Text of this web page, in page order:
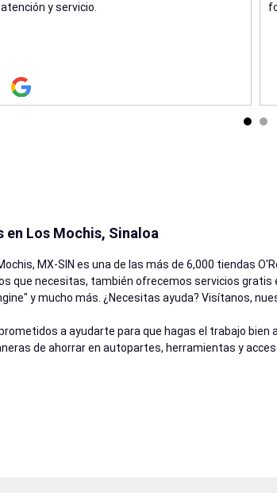
y servicio.
en Los Mochis, Sinaloa
, MX-SIN es una de las más de 6,000 tiendas
que necesitas, también ofrecemos servicios gratis
y mucho más. ¿Necesitas ayuda? Visítanos,
a ayudarte para que hagas el trabajo bien
de ahorrar en autopartes, herramientas y